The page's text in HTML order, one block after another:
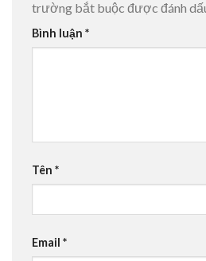
trường bắt buộc được đánh
Bình luận *
Tên *
Email *